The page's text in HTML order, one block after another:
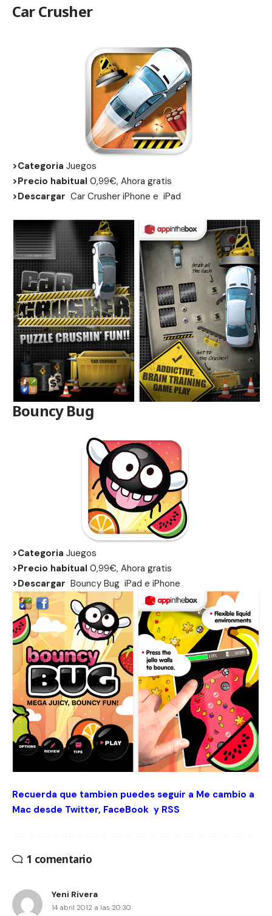
Car Crusher
>Categoria Juegos
>Precio habitual 0,99€, Ahora gratis
>Descargar Car Crusher iPhone e iPad
Bouncy Bug
>Categoria Juegos
>Precio habitual 0,99€, Ahora gratis
>Descargar Bouncy Bug iPad e iPhone
Recuerda que tambien puedes seguir a Me cambio a
Mac desde Twitter, FaceBook y RSS
1 comentario
Yeni Rivera
14 abril 2012 a las 20:30